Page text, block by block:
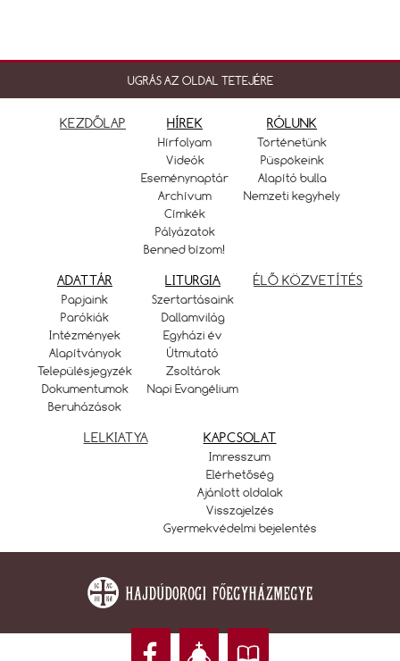
UGRÁS AZ OLDAL TETEJÉRE
KEZDŐLAP HÍREK
Hírfolyam
Videók
Eseménynaptár
Archívum
Címkék
Pályázatok
Benned bízom!
RÓLUNK
Történetünk
Püspökeink
Alapító bulla
Nemzeti kegyhely
ADATTÁR
Papjaink
Parókiák
Intézmények
Alapítványok
Településjegyzék
Dokumentumok
Beruházások
LITURGIA
Szertartásaink
Dallamvilág
Egyházi év
Útmutató
Zsoltárok
Napi Evangélium
ÉLŐ KÖZVETÍTÉS
LELKIATYA KAPCSOLAT
Imresszum
Elérhetőség
Ajánlott oldalak
Visszajelzés
Gyermekvédelmi bejelentés